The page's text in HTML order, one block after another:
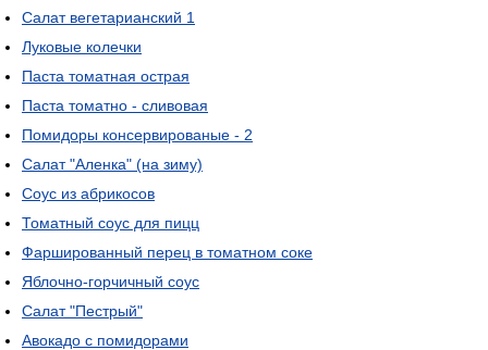
Салат вегетарианский 1
Луковые колечки
Паста томатная острая
Паста томатно - сливовая
Помидоры консервированые - 2
Салат "Аленка" (на зиму)
Соус из абрикосов
Томатный соус для пицц
Фаршированный перец в томатном соке
Яблочно-горчичный соус
Cалат "Пестрый"
Авокадо с помидорами